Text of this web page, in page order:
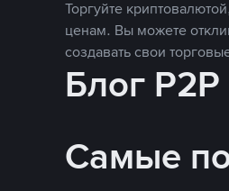
Торгуйте
ценам. Вы можете
создавать свои
Блог P2P
Самые